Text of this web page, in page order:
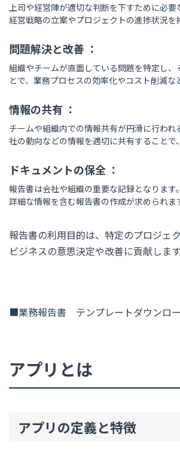
上司や経営陣が適切な判断を下すために必要
経営戦略の立案やプロジェクトの進捗状況を
問題解決と改善 ：
組織やチームが直面している問題を特定し
とで、業務プロセスの効率化やコスト削減な
情報の共有 ：
チームや組織内での情報共有が円滑に行わ
社の動向などの情報を適切に共有することで
ドキュメントの保全 ：
報告書は会社や組織の重要な記録となりま
詳細な情報を含む報告書の作成が求められま
報告書の利用目的は、特定のプロジェ
ビジネスの意思決定や改善に貢献します
■業務報告書 テンプレートダウンロ
アプリとは
アプリの定義と特徴